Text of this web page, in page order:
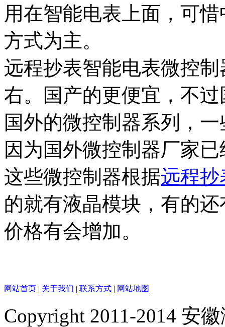
用在智能电表上面，可
方式为主。
远程抄表智能电表微控
右。国产的更便宜，不
国外的微控制器系列，
因为国外微控制器厂家
这些微控制器根据远程抄
的就有液晶模块，有的
价格有会增加。
网站首页 | 关于我们 | 联系方式 | 网站地图
Copyright 2011-2014 安